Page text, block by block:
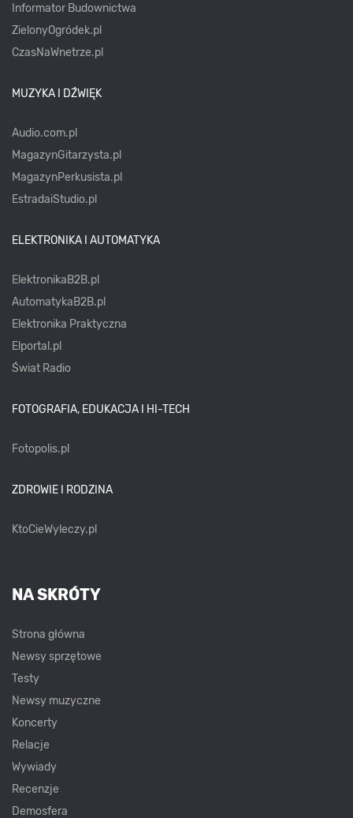
Informator Budownictwa
ZielonyOgródek.pl
CzasNaWnetrze.pl
MUZYKA I DŹWIĘK
Audio.com.pl
MagazynGitarzysta.pl
MagazynPerkusista.pl
EstradaiStudio.pl
ELEKTRONIKA I AUTOMATYKA
ElektronikaB2B.pl
AutomatykaB2B.pl
Elektronika Praktyczna
Elportal.pl
Świat Radio
FOTOGRAFIA, EDUKACJA I HI-TECH
Fotopolis.pl
ZDROWIE I RODZINA
KtoCieWyleczy.pl
NA SKRÓTY
Strona główna
Newsy sprzętowe
Testy
Newsy muzyczne
Koncerty
Relacje
Wywiady
Recenzje
Demosfera